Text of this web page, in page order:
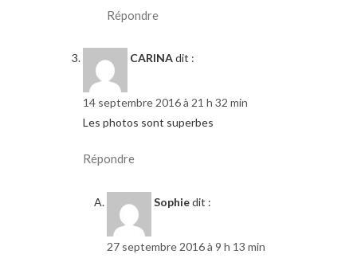
Répondre
CARINAdit :
14 septembre 2016 à 21 h 32 min
Les photos sont superbes
Répondre
Sophiedit :
27 septembre 2016 à 9 h 13 min